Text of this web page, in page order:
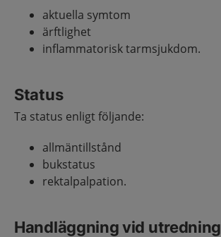
aktuella symtom
ärftlighet
inflammatorisk tarmsjukdom.
Status
Ta status enligt följande:
allmäntillstånd
bukstatus
rektalpalpation.
Handläggning vid utredning